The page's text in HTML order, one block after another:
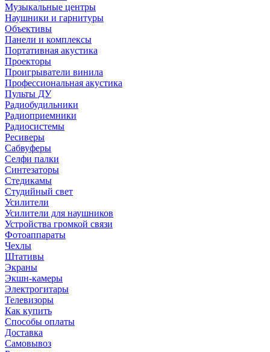
Музыкальные центры
Наушники и гарнитуры
Объективы
Панели и комплексы
Портативная акустика
Проекторы
Проигрыватели винила
Профессиональная акустика
Пульты ДУ
Радиобудильники
Радиоприемники
Радиосистемы
Ресиверы
Сабвуферы
Селфи палки
Синтезаторы
Стедикамы
Студийный свет
Усилители
Усилители для наушников
Устройства громкой связи
Фотоаппараты
Чехлы
Штативы
Экраны
Экшн-камеры
Электрогитары
Телевизоры
Как купить
Способы оплаты
Доставка
Самовывоз